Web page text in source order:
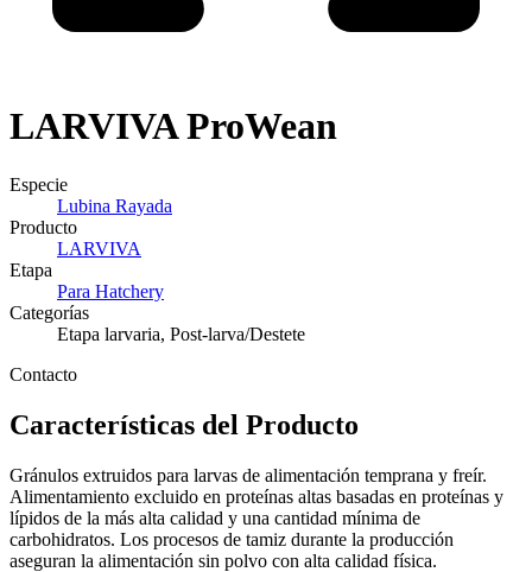
LARVIVA ProWean
Especie
Lubina Rayada
Producto
LARVIVA
Etapa
Para Hatchery
Categorías
Etapa larvaria, Post-larva/Destete
Contacto
Características del Producto
Gránulos extruidos para larvas de alimentación temprana y freír.
Alimentamiento excluido en proteínas altas basadas en proteínas y
lípidos de la más alta calidad y una cantidad mínima de
carbohidratos. Los procesos de tamiz durante la producción
aseguran la alimentación sin polvo con alta calidad física.